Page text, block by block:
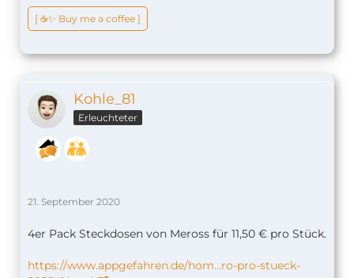
[ ☕️✨ Buy me a coffee ]
Kohle_81
Erleuchteter
21. September 2020
4er Pack Steckdosen von Meross für 11,50 € pro Stück.
https://www.appgefahren.de/hom…ro-pro-stueck-